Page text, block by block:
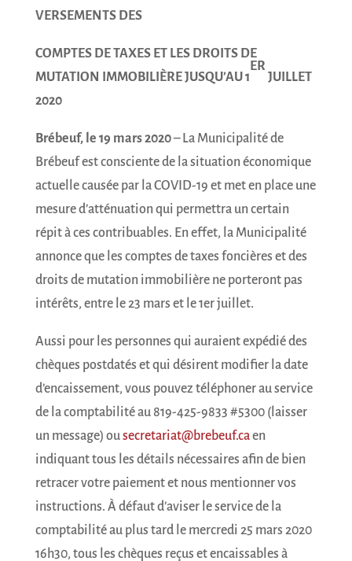
VERSEMENTS DES
COMPTES DE TAXES ET LES DROITS DE
MUTATION IMMOBILIÈRE JUSQU’AU 1
ER
JUILLET
2020
Brébeuf, le 19 mars 2020– La Municipalité de
Brébeuf est consciente de la situation économique
actuelle causée par la COVID-19 et met en place une
mesure d’atténuation qui permettra un certain
répit à ces contribuables. En effet, la Municipalité
annonce que les comptes de taxes foncières et des
droits de mutation immobilière ne porteront pas
intérêts, entre le 23 mars et le 1er juillet.
Aussi pour les personnes qui auraient expédié des
chèques postdatés et qui désirent modifier la date
d’encaissement, vous pouvez téléphoner au service
de la comptabilité au 819-425-9833 #5300 (laisser
un message) ousecretariat@brebeuf.caen
indiquant tous les détails nécessaires afin de bien
retracer votre paiement et nous mentionner vos
instructions. À défaut d’aviser le service de la
comptabilité au plus tard le mercredi 25 mars 2020
16h30, tous les chèques reçus et encaissables à